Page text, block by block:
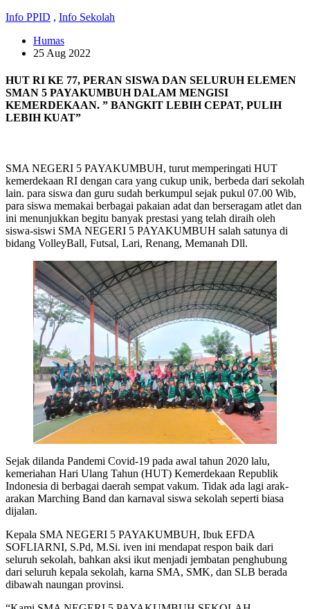
Info PPID , Info Sekolah
Humas
25 Aug 2022
HUT RI KE 77, PERAN SISWA DAN SELURUH ELEMEN
SMAN 5 PAYAKUMBUH DALAM MENGISI
KEMERDEKAAN. ” BANGKIT LEBIH CEPAT, PULIH
LEBIH KUAT”
SMA NEGERI 5 PAYAKUMBUH, turut memperingati HUT
kemerdekaan RI dengan cara yang cukup unik, berbeda dari sekolah
lain. para siswa dan guru sudah berkumpul sejak pukul 07.00 Wib,
para siswa memakai berbagai pakaian adat dan berseragam atlet dan
ini menunjukkan begitu banyak prestasi yang telah diraih oleh
siswa-siswi SMA NEGERI 5 PAYAKUMBUH salah satunya di
bidang VolleyBall, Futsal, Lari, Renang, Memanah Dll.
Sejak dilanda Pandemi Covid-19 pada awal tahun 2020 lalu,
kemeriahan Hari Ulang Tahun (HUT) Kemerdekaan Republik
Indonesia di berbagai daerah sempat vakum. Tidak ada lagi arak-
arakan Marching Band dan karnaval siswa sekolah seperti biasa
dijalan.
Kepala SMA NEGERI 5 PAYAKUMBUH, Ibuk EFDA
SOFLIARNI, S.Pd, M.Si. iven ini mendapat respon baik dari
seluruh sekolah, bahkan aksi ikut menjadi jembatan penghubung
dari seluruh kepala sekolah, karna SMA, SMK, dan SLB berada
dibawah naungan provinsi.